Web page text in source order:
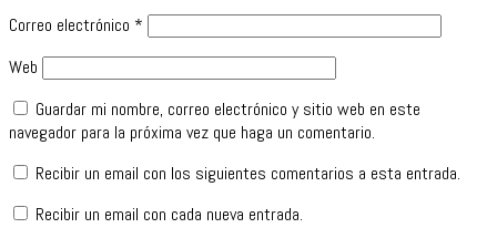
Correo electrónico *
Web
Guardar mi nombre, correo electrónico y sitio web en este
navegador para la próxima vez que haga un comentario.
Recibir un email con los siguientes comentarios a esta entrada.
Recibir un email con cada nueva entrada.